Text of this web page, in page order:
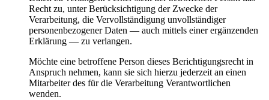
Recht zu, unter Berücksichtigung der Zwecke der
Verarbeitung, die Vervollständigung unvollständiger
personenbezogener Daten — auch mittels einer ergänzenden
Erklärung — zu verlangen.
Möchte eine betroffene Person dieses Berichtigungsrecht in
Anspruch nehmen, kann sie sich hierzu jederzeit an einen
Mitarbeiter des für die Verarbeitung Verantwortlichen
wenden.